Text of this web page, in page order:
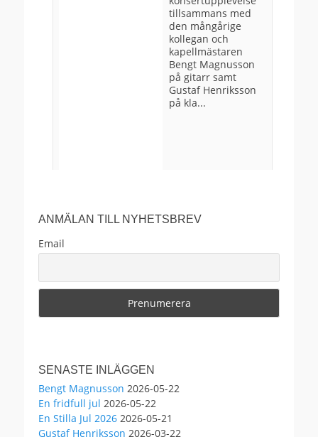
tillsammans med
den mångårige
kollegan och
kapellmästaren
Bengt Magnusson
på gitarr samt
Gustaf Henriksson
på kla...
View on Facebook · Share
29 0 4
Anders Ekborg offentlig
Välkomna!
ANMÄLAN TILL NYHETSBREV
Email
SENASTE INLÄGGEN
Bengt Magnusson 2026-05-22
En fridfull jul 2026-05-22
En Stilla Jul 2026 2026-05-21
Gustaf Henriksson 2026-03-22